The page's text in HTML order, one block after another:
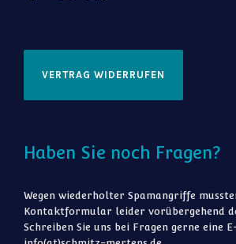
VERTRAG WIDERRUFEN
Haben Sie noch Fragen?
Wegen wiederholter Spamangriffe
Kontaktformular leider vorübergehend
Schreiben Sie uns bei Fragen gerne eine